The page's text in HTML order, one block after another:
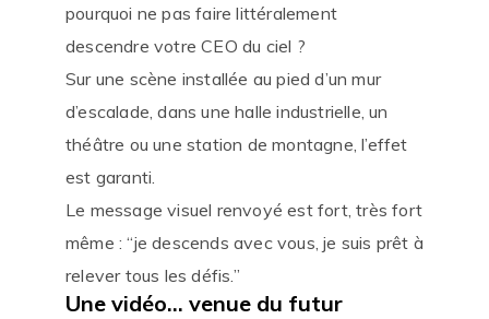
pourquoi ne pas faire littéralement
descendre votre CEO du ciel ?
Sur une scène installée au pied d’un mur
d’escalade, dans une halle industrielle, un
théâtre ou une station de montagne, l’effet
est garanti.
Le message visuel renvoyé est fort, très fort
même : “je descends avec vous, je suis prêt à
relever tous les défis.”
Une vidéo… venue du futur